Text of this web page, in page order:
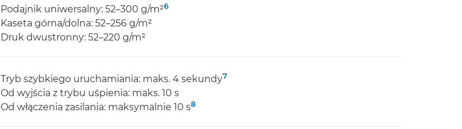
Podajnik uniwersalny: 52–300 g/m²6
Kaseta górna/dolna: 52–256 g/m²
Druk dwustronny: 52–220 g/m²
Tryb szybkiego uruchamiania: maks. 4 sekundy7
Od wyjścia z trybu uśpienia: maks. 10 s
Od włączenia zasilania: maksymalnie 10 s8